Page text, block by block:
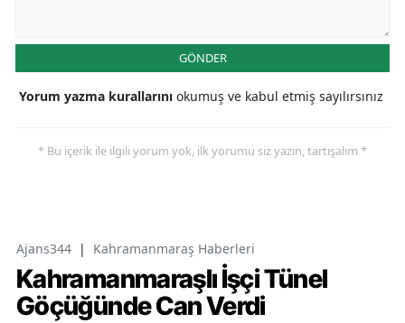
GÖNDER
Yorum yazma kurallarını okumuş ve kabul etmiş sayılırsınız
* Bu içerik ile ilgili yorum yok, ilk yorumu siz yazın, tartışalım *
Ajans344 | Kahramanmaraş Haberleri
Kahramanmaraşlı İşçi Tünel
Göçüğünde Can Verdi